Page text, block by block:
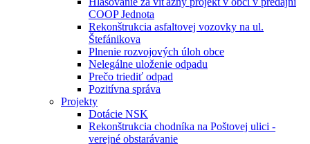
COOP Jednota
Rekonštrukcia asfaltovej vozovky na ul.
Štefánikova
Plnenie rozvojových úloh obce
Nelegálne uloženie odpadu
Prečo triediť odpad
Pozitívna správa
Projekty
Dotácie NSK
Rekonštrukcia chodníka na Poštovej ulici -
verejné obstarávanie